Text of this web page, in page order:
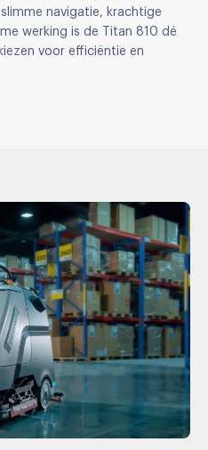
navigatie, krachtige
werking is de Titan 810 dé
voor efficiëntie en